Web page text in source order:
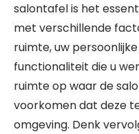
salontafel is het
met verschillende
ruimte, uw
functionaliteit die u
ruimte op waar de
voorkomen dat deze
omgeving. Denk